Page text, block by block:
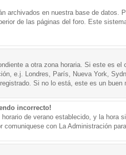
archivados en nuestra base de datos.
de las páginas del foro. Este
a otra zona horaria. Si este es el
e.j. Londres, París, Nueva York,
Si no lo está, este es un buen
incorrecto!
de verano establecido, y la hora
con La Administración